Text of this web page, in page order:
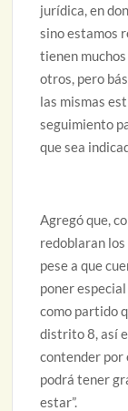
jurídica, en
sino estamos
tienen
otros, pero
las mismas
seguimiento
que sea
Agregó que,
redoblaran
pese a que
poner
como partido
distrito 8, así
contender por
podrá tener
estar”.